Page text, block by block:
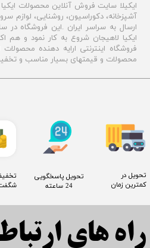
ایکیلا سایت فروش آنلاین محصولات
آشپزخانه، دکوراسیون، روشنایی، لوازم
ایکیا لاهیجان شروع به کار نمود و هم
فروشگاه اینترنتی ارایه دهنده محصولات
محصولات و قیمتهای بسیار مناسب و
راه های
​تحویل در
کمترین زمان
​تحویل پاسخگویی
24 ساعته
شگفت